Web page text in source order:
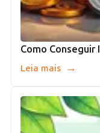
Como
Leia mais →